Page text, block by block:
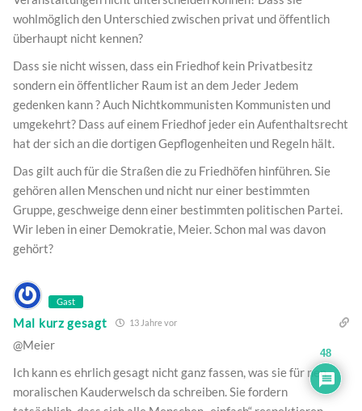
wohlmöglich den Unterschied zwischen privat und öffentlich
überhaupt nicht kennen?
Dass sie nicht wissen, dass ein Friedhof kein Privatbesitz
sondern ein öffentlicher Raum ist an dem Jeder Jedem
gedenken kann ? Auch Nichtkommunisten Kommunisten und
umgekehrt? Dass auf einem Friedhof jeder ein Aufenthaltsrecht
hat der sich an die dortigen Gepflogenheiten und Regeln hält.
Das gilt auch für die Straßen die zu Friedhöfen hinführen. Sie
gehören allen Menschen und nicht nur einer bestimmten
Gruppe, geschweige denn einer bestimmten politischen Partei.
Wir leben in einer Demokratie, Meier. Schon mal was davon
gehört?
Gast
Mal kurz gesagt 13 Jahre vor
@Meier
Ich kann es ehrlich gesagt nicht ganz fassen, was sie für nen
moralischen Kauderwelsch da schreiben. Sie fordern
48